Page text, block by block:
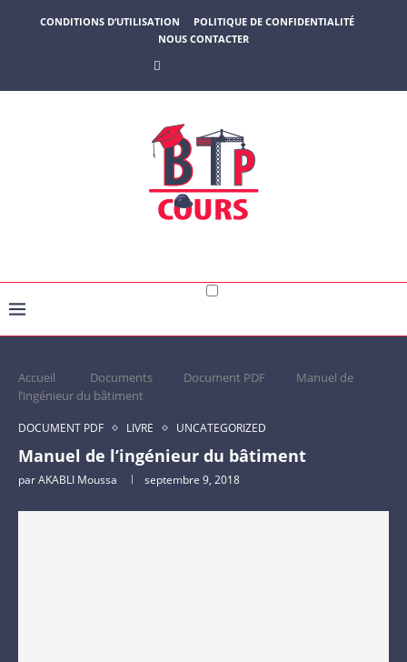
CONDITIONS D’UTILISATION
POLITIQUE DE CONFIDENTIALITÉ
NOUS CONTACTER
Accueil Documents Document PDF
Manuel de
l’ingénieur du bâtiment
DOCUMENT PDF LIVRE UNCATEGORIZED
Manuel de l’ingénieur du bâtiment
parAKABLI Moussa septembre 9, 2018